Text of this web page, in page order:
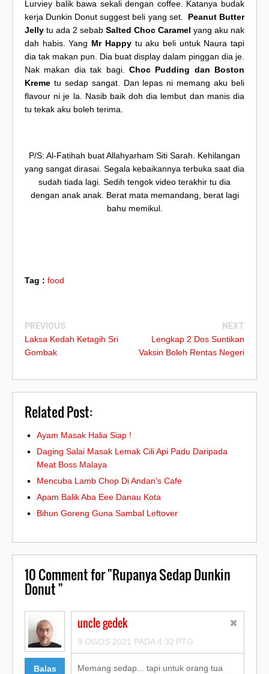
Lurviey balik bawa sekali dengan coffee. Katanya budak
kerja Dunkin Donut suggest beli yang set. Peanut Butter
Jelly tu ada 2 sebab Salted Choc Caramel yang aku nak
dah habis. Yang Mr Happytu aku beli untuk Naura tapi
dia tak makan pun. Dia buat display dalam pinggan dia je.
Nak makan dia tak bagi. Choc Pudding dan Boston
Kreme tu sedap sangat. Dan lepas ni memang aku beli
flavour ni je la. Nasib baik doh dia lembut dan manis dia
tu tekak aku boleh terima.
P/S: Al-Fatihah buat Allahyarham Siti Sarah. Kehilangan
yang sangat dirasai. Segala kebaikannya terbuka saat dia
sudah tiada lagi. Sedih tengok video terakhir tu dia
dengan anak anak. Berat mata memandang, berat lagi
bahu memikul.
Tag : food
PREVIOUS
Laksa Kedah Ketagih Sri
Gombak
NEXT
Lengkap 2 Dos Suntikan
Vaksin Boleh Rentas Negeri
Related Post:
Ayam Masak Halia Siap !
Daging Salai Masak Lemak Cili Api Padu Daripada
Meat Boss Malaya
Mencuba Lamb Chop Di Andan's Cafe
Apam Balik Aba Eee Danau Kota
Bihun Goreng Guna Sambal Leftover
10Comment for "Rupanya Sedap Dunkin
Donut "
Balas
uncle gedek
9 OGOS 2021 PADA 4:32 PTG
Memang sedap... tapi untuk orang tua